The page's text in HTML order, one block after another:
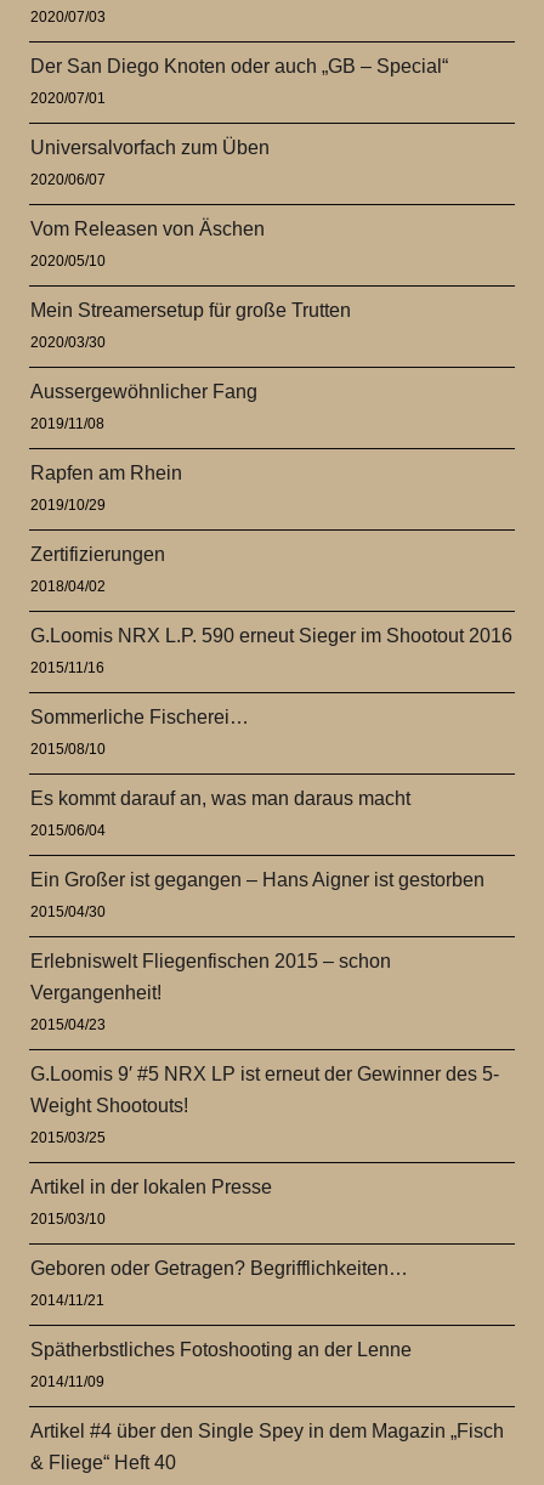
2020/07/03
Der San Diego Knoten oder auch „GB – Special“
2020/07/01
Universalvorfach zum Üben
2020/06/07
Vom Releasen von Äschen
2020/05/10
Mein Streamersetup für große Trutten
2020/03/30
Aussergewöhnlicher Fang
2019/11/08
Rapfen am Rhein
2019/10/29
Zertifizierungen
2018/04/02
G.Loomis NRX L.P. 590 erneut Sieger im Shootout 2016
2015/11/16
Sommerliche Fischerei…
2015/08/10
Es kommt darauf an, was man daraus macht
2015/06/04
Ein Großer ist gegangen – Hans Aigner ist gestorben
2015/04/30
Erlebniswelt Fliegenfischen 2015 – schon
Vergangenheit!
2015/04/23
G.Loomis 9′ #5 NRX LP ist erneut der Gewinner des 5-
Weight Shootouts!
2015/03/25
Artikel in der lokalen Presse
2015/03/10
Geboren oder Getragen? Begrifflichkeiten…
2014/11/21
Spätherbstliches Fotoshooting an der Lenne
2014/11/09
Artikel #4 über den Single Spey in dem Magazin „Fisch
& Fliege“ Heft 40